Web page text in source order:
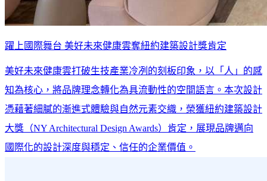
躍上國際舞台 美好未來健康雲奪紐約建築設計獎肯定
美好未來健康雲打破生技產業冷冽的刻板印象，以「人」的感
知為核心，將品牌理念轉化為具流動性的空間語言。本次設計
憑藉著細膩的漸進式體驗與自然元素交織，榮獲紐約建築設計
大獎（NY Architectural Design Awards）肯定，展現品牌邁向
國際化的設計深度與穩定、信任的企業價值。